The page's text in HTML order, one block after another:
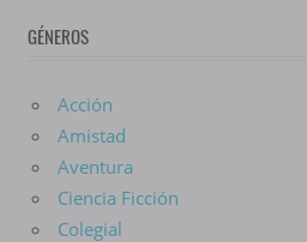
Doramas
GÉNEROS
Acción
Amistad
Aventura
Ciencia Ficción
Colegial